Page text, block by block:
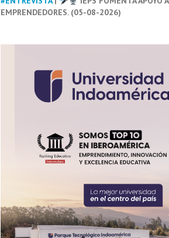
EMPRENDEDORES. (05-08-2026)